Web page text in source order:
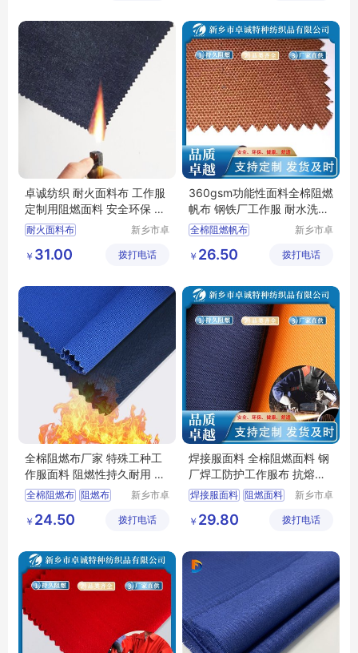
卓诚纺织 耐火面料布 工作服
定制用阻燃面料 安全环保 防
静电
耐火面料布
全棉阻燃面料
新乡市卓
织品有限
￥ 31.00 拨打电话
360gsm功能性面料全棉阻燃
帆布 钢铁厂工作服 耐水洗摩
擦 支持定制
全棉阻燃帆布
钢铁厂工作服
新乡市卓
织品有限
￥ 26.50 拨打电话
全棉阻燃布厂家 特殊工种工
作服面料 阻燃性持久耐用 符
合国标
全棉阻燃布 阻燃布
工作服面料
新乡市卓
织品有限
￥ 24.50 拨打电话
焊接服面料 全棉阻燃面料 钢
厂焊工防护工作服布 抗熔融
金属冲击
焊接服面料 阻燃面料
劳保服
新乡市卓
织品有限
￥ 29.80 拨打电话